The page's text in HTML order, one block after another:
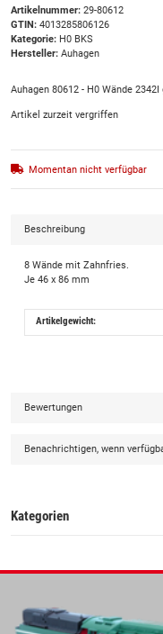
Artikelnummer: 29-80612
GTIN: 4013285806126
Kategorie: H0 BKS
Hersteller: Auhagen
Auhagen 80612 - H0 Wände 2342I
Artikel zurzeit vergriffen
Momentan nicht verfügbar
Beschreibung
8 Wände mit Zahnfries.
Je 46 x 86 mm
Artikelgewicht:
Bewertungen
Benachrichtigen, wenn
Kategorien